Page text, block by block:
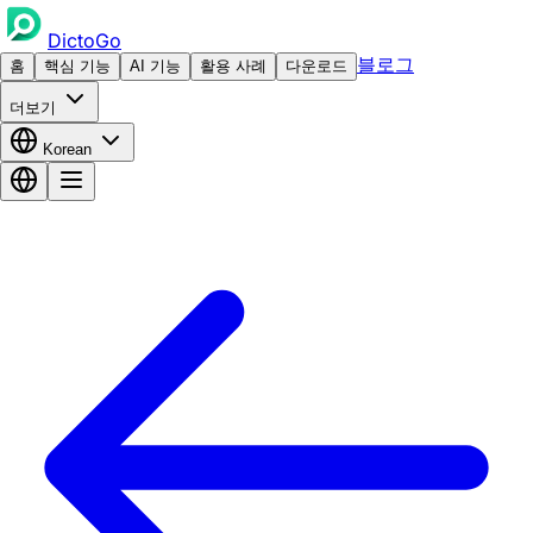
DictoGo
홈 핵심 기능 AI 기능 활용 사례 다운로드 블로그
더보기
Korean